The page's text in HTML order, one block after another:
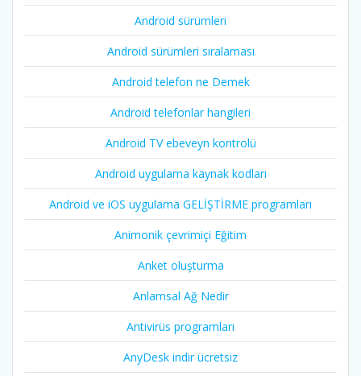
Android sürümleri
Android sürümleri sıralaması
Android telefon ne Demek
Android telefonlar hangileri
Android TV ebeveyn kontrolü
Android uygulama kaynak kodları
Android ve iOS uygulama GELİŞTİRME programları
Animonik çevrimiçi Eğitim
Anket oluşturma
Anlamsal Ağ Nedir
Antivirüs programları
AnyDesk indir ücretsiz